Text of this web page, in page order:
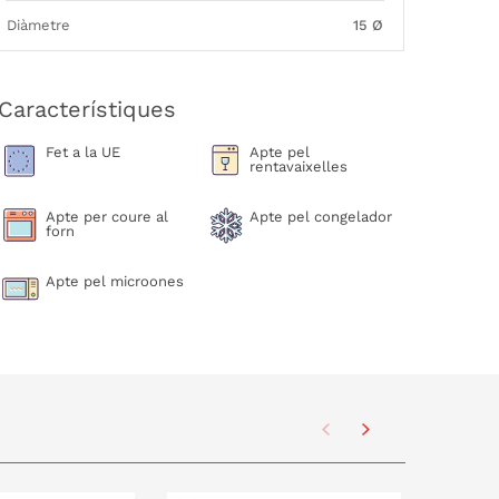
Diàmetre 15 Ø
Característiques
Fet a la UE
Apte pel
rentavaixelles
Apte per coure al
forn
Apte pel congelador
Apte pel microones